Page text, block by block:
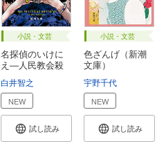
小説・文芸
名探偵のいけに
え―人民教会殺
白井智之
NEW
試し読み
小説・文芸
色ざんげ（新潮
文庫）
宇野千代
NEW
試し読み